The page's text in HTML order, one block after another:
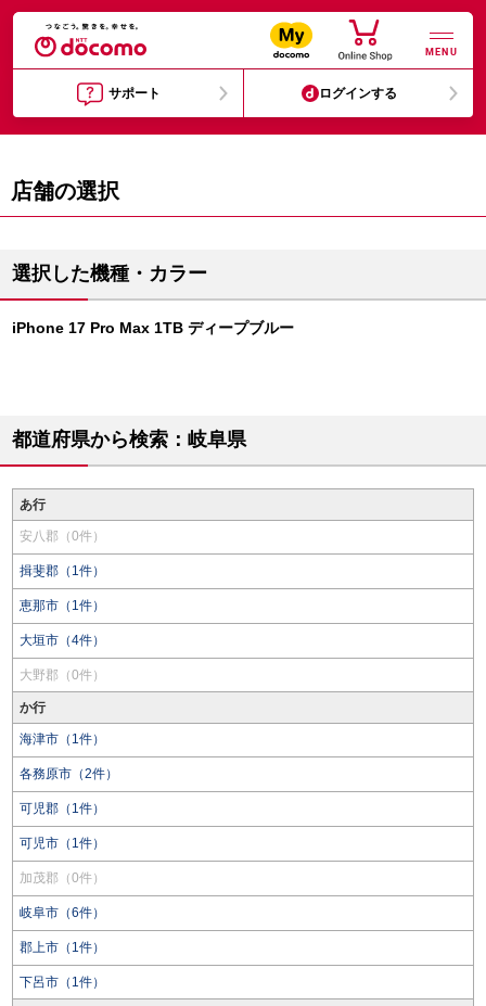
MENU
サポート ログインする
店舗の選択
選択した機種・カラー
iPhone 17 Pro Max 1TB ディープブルー
都道府県から検索：岐阜県
あ行
安八郡（0件）
揖斐郡（1件）
恵那市（1件）
大垣市（4件）
大野郡（0件）
か行
海津市（1件）
各務原市（2件）
可児郡（1件）
可児市（1件）
加茂郡（0件）
岐阜市（6件）
郡上市（1件）
下呂市（1件）